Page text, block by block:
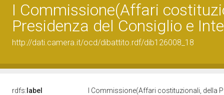
I Commissione(Affari
Presidenza del Consiglio e
http://dati.camera.it/ocd/dibattito.rdf/dib126008_18
rdfs: label I Commissione(Affari costituzionali, della